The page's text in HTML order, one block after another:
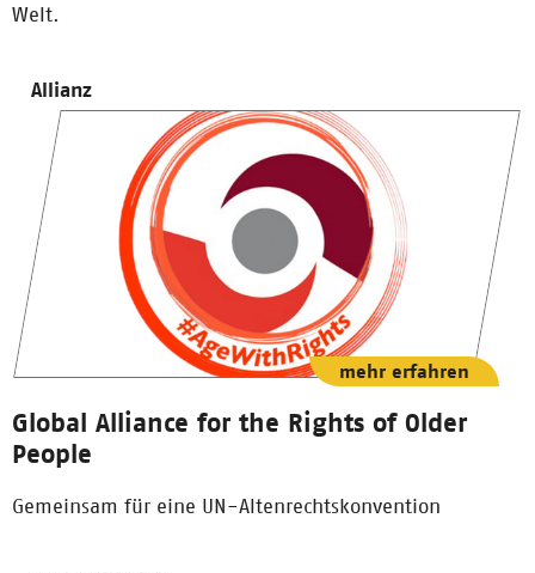
Welt.
Allianz
Global Alliance for the Rights of Older
People
Gemeinsam für eine UN-Altenrechtskonvention
mehr erfahren